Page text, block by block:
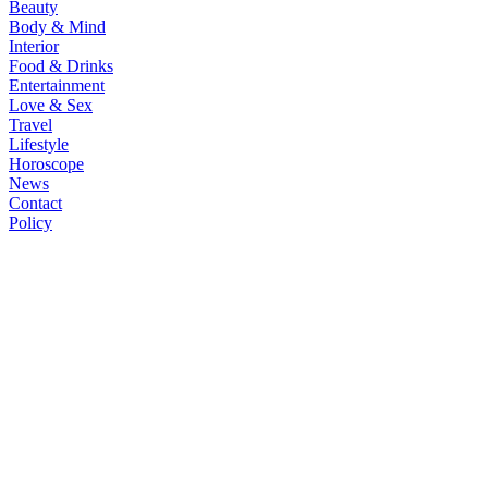
Beauty
Body & Mind
Interior
Food & Drinks
Entertainment
Love & Sex
Travel
Lifestyle
Horoscope
News
Contact
Policy